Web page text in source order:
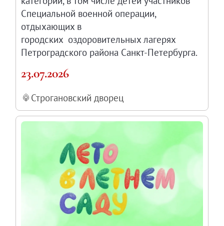
Специальной военной операции,
отдыхающих в
городских оздоровительных лагерях
Петроградского района Санкт-Петербурга.
23.07.2026
Строгановский дворец